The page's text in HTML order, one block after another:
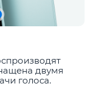
двумя
голоса.